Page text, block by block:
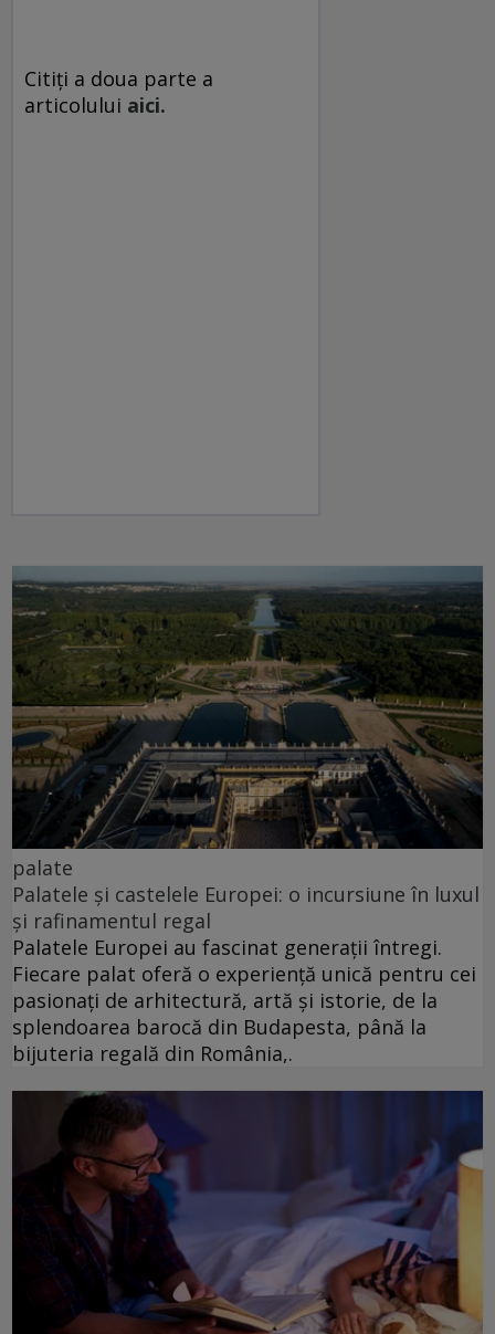
Citiţi a doua parte a
articolului aici.
palate
Palatele și castelele Europei: o incursiune în luxul
și rafinamentul regal
Palatele Europei au fascinat generații întregi.
Fiecare palat oferă o experiență unică pentru cei
pasionați de arhitectură, artă și istorie, de la
splendoarea barocă din Budapesta, până la
bijuteria regală din România,.